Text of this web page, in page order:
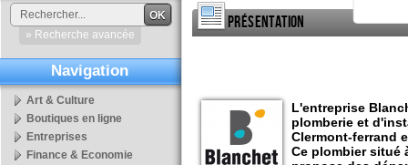
Présentation
L'entreprise
plomberie et
Clermont-ferrand
Ce plombier situé
OK
» Recherche avancée
Navigation
Art & Culture
Boutiques en ligne
Entreprises
Finance & Economie